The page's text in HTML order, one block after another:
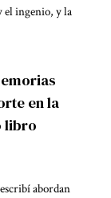
el ingenio, y la
en la
libro
abordan